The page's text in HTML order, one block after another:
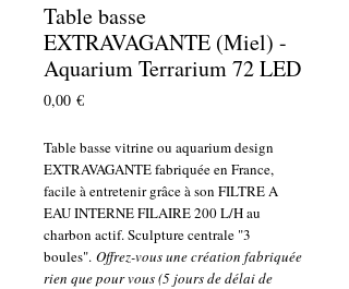
Table basse
EXTRAVAGANTE (Miel) -
Aquarium Terrarium 72 LED
0,00 €Prix
Table basse vitrine ou aquarium design
EXTRAVAGANTE fabriquée en France,
facile à entretenir grâce à son FILTRE A
EAU INTERNE FILAIRE 200 L/H au
charbon actif. Sculpture centrale "3
boules". Offrez-vous une création fabriquée
rien que pour vous (5 jours de délai de